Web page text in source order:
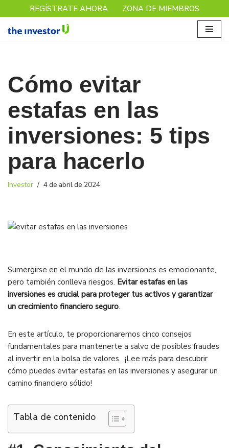
Saltar
REGÍSTRATE AHORA ZONA DE MIEMBROS
Cómo evitar
estafas en las
inversiones: 5 tips
para hacerlo
Investor 4 de abril de 2024
Sumergirse en el mundo de las inversiones es emocionante,
pero también conlleva riesgos. Evitar estafas en las
inversiones es crucial para proteger tus activos y garantizar
un crecimiento financiero seguro.
En este artículo, te proporcionaremos cinco consejos
fundamentales para mantenerte a salvo de posibles fraudes
al invertir en la bolsa de valores. ¡Lee más para descubrir
cómo puedes evitar estafas en las inversiones y asegurar un
camino financiero sólido!
Tabla de contenido